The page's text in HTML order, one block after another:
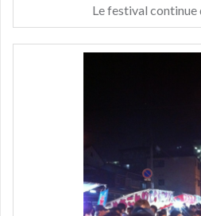
Le festival continue